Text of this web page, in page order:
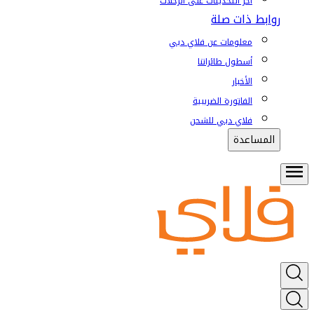
روابط ذات صلة
معلومات عن فلاي دبي
أسطول طائراتنا
الأخبار
الفاتورة الضريبية
فلاي دبي للشحن
المساعدة